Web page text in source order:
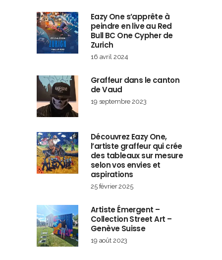
Eazy One s’apprête à
peindre en live au Red
Bull BC One Cypher de
Zurich
16 avril 2024
Graffeur dans le canton
de Vaud
19 septembre 2023
Découvrez Eazy One,
l’artiste graffeur qui crée
des tableaux sur mesure
selon vos envies et
aspirations
25 février 2025
Artiste Émergent –
Collection Street Art –
Genève Suisse
19 août 2023